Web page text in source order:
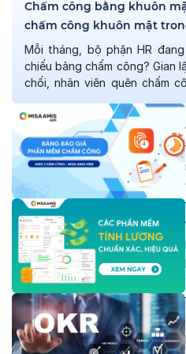
Chấm công bằng khuôn
chấm công khuôn mặt
Mỗi tháng, bộ phận HR
chiếu bảng chấm công? Gian
chối, nhân viên quên chấm
triệu đồng tiền lương mỗi